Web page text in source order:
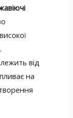
від
на